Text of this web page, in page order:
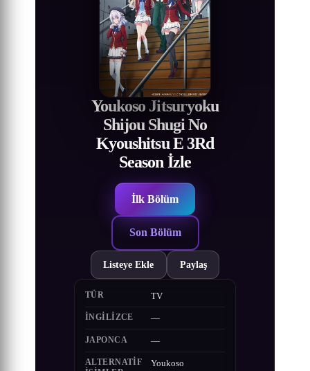
Youkoso Jitsuryoku
Shijou Shugi No
Kyoushitsu E 3Rd
Season İzle
İlk Bölüm
Son Bölüm
Listeye Ekle Paylaş
TÜR TV
İNGILIZCE —
JAPONCA —
ALTERNATIF
Youkoso